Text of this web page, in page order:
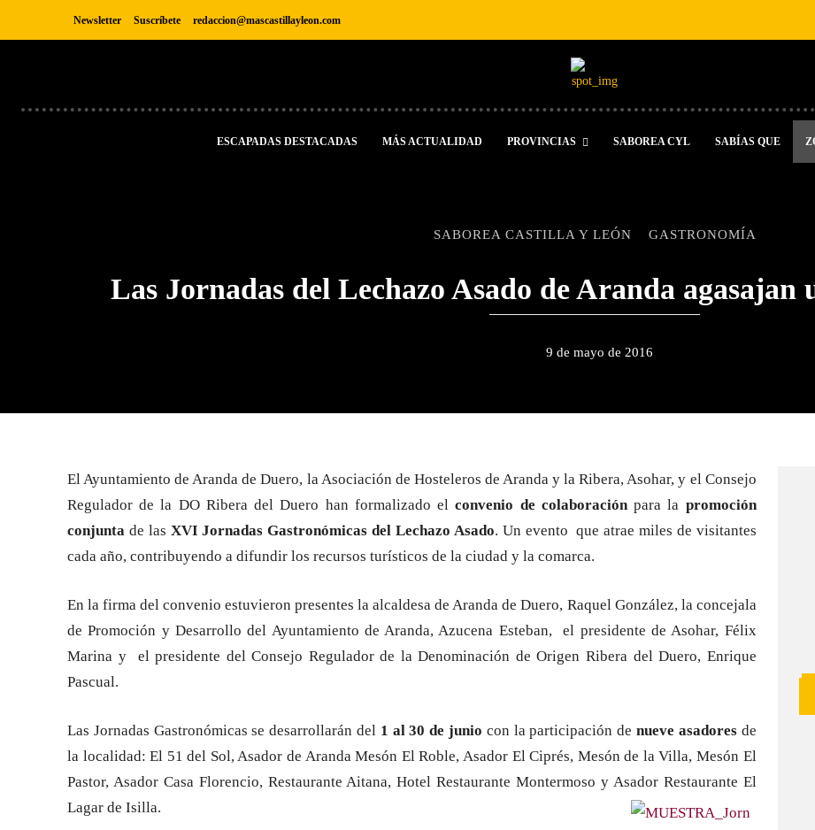
Newsletter Suscríbete redaccion@mascastillayleon.com
ESCAPADAS DESTACADAS MÁS ACTUALIDAD PROVINCIAS SABOREA CYL SABÍAS QUE
SABOREA CASTILLA Y LEÓN GASTRONOMÍA
Las Jornadas del Lechazo Asado de Aranda agasajan
9 de mayo de 2016
El Ayuntamiento de Aranda de Duero, la Asociación de Hosteleros de Aranda y la Ribera, Asohar, y el Consejo
Regulador de la DO Ribera del Duero han formalizado elconvenio de colaboraciónpara la promoción
conjunta de las XVI Jornadas Gastronómicas del Lechazo Asado. Un evento que atrae miles de visitantes
cada año, contribuyendo a difundir los recursos turísticos de la ciudad y la comarca.
En la firma del convenio estuvieron presentes la alcaldesa de Aranda de Duero, Raquel González, la concejala
de Promoción y Desarrollo del Ayuntamiento de Aranda, Azucena Esteban, el presidente de Asohar, Félix
Marina y el presidente del Consejo Regulador de la Denominación de Origen Ribera del Duero, Enrique
Pascual.
Las Jornadas Gastronómicas se desarrollarán del 1 al 30 de junio con la participación denueve asadoresde
la localidad: El 51 del Sol, Asador de Aranda Mesón El Roble, Asador El Ciprés, Mesón de la Villa, Mesón El
Pastor, Asador Casa Florencio, Restaurante Aitana, Hotel Restaurante Montermoso y Asador Restaurante El
Lagar de Isilla.